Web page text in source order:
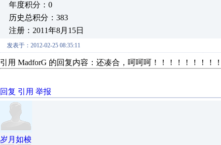
年度积分：0
历史总积分：383
注册：2011年8月15日
发表于：2012-02-25 08:35:11
引用 MadforG 的回复内容：还凑合，呵呵呵！！！！！！！！
回复 引用 举报
岁月如梭